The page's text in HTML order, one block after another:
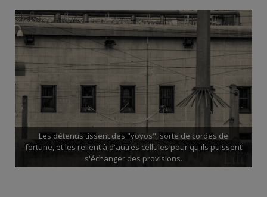
Les détenus tissent des "yoyos", sorte de cordes de
fortune, et les relient à d'autres cellules pour qu'ils puissent
s'échanger des provisions.